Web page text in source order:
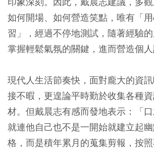
如何開場、如何營造笑點，唯有「
習」，經過不停地測試，隨著經驗
掌握輕鬆氣氛的關鍵，進而營造個人
現代人生活節奏快，面對龐大的資
接不暇，更遑論平時勤於收集各種
材。但戴晨志有感而發地表示：「口
就連他自己也不是一開始就建立起
格，而是積年累月的蒐集剪報，按